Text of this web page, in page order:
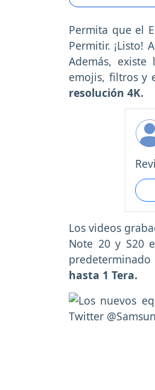
Permita que el
Permitir. ¡Listo!
Además,
emojis, filtros y
resolución 4K.
Los videos
Note 20 y S20
predeterminado
hasta 1 Tera.